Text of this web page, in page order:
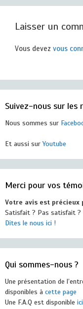
Laisser un
Vous devez vous
Suivez-nous sur les
Nous sommes sur
Et aussi surYoutube
Merci pour vos
Votre avis est précieux
Satisfait ? Pas satisfait ?
Dites le nous ici !
Qui sommes-nous ?
Une présentation de
disponibles à cette page
Une F.A.Q est disponible ici